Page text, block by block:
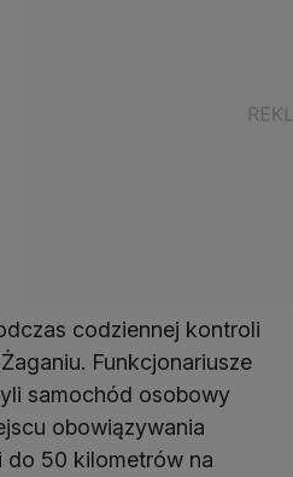
codziennej kontroli
Funkcjonariusze
samochód osobowy
obowiązywania
do 50 kilometrów na